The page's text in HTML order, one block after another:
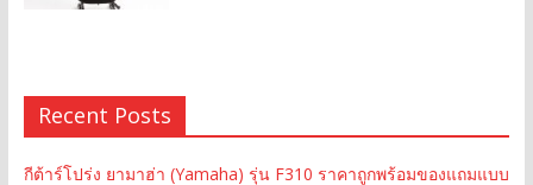
Recent Posts
กีต้าร์โปร่ง ยามาฮ่า (Yamaha) รุ่น F310 ราคาถูกพร้อมของแถมแบบ